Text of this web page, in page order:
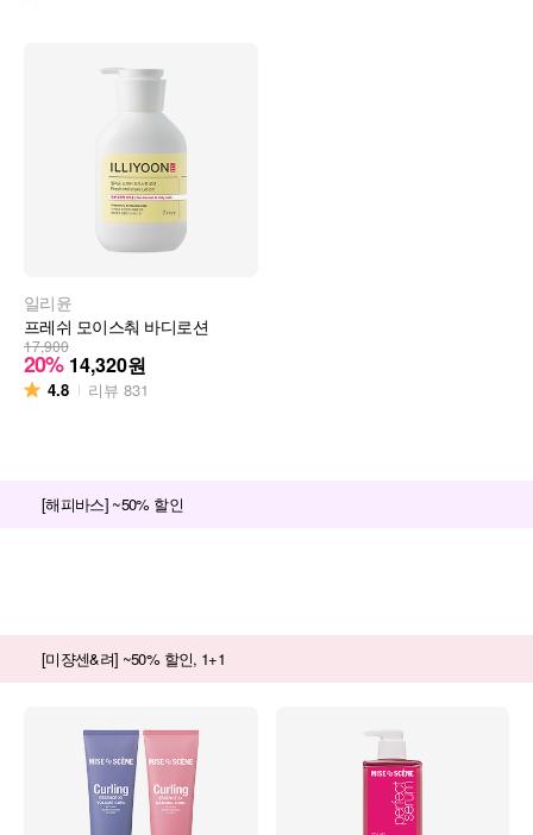
일리윤
프레쉬 모이스춰 바디로션
17,900
20% 14,320원
4.8 리뷰 831
[해피바스] ~50% 할인
[미쟝센&려] ~50% 할인, 1+1